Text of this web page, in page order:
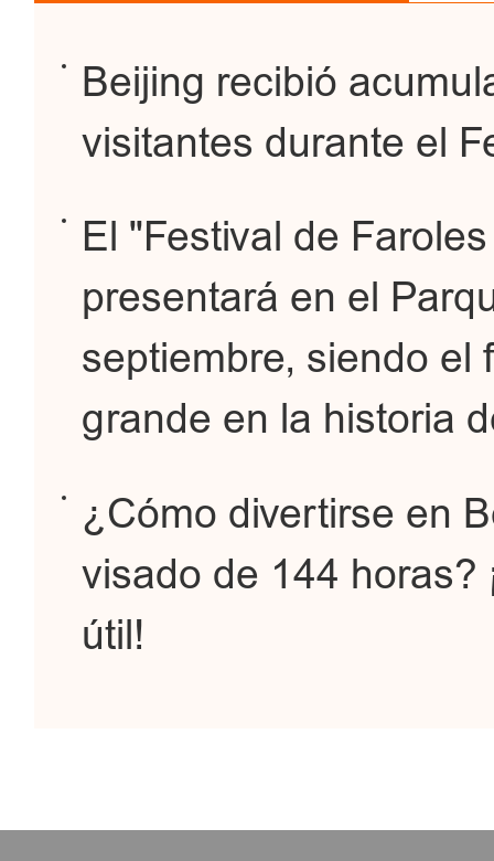
Beijing recibió
visitantes durante el
El "Festival de
presentará en el
septiembre, siendo el
grande en la historia
¿Cómo divertirse en
visado de 144 horas?
útil!